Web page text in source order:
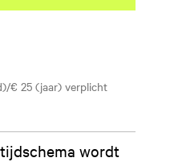
€ 25 (jaar) verplicht
wordt